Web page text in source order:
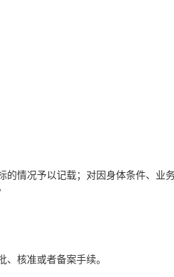
情况予以记载；对因身体条件、业
核准或者备案手续。